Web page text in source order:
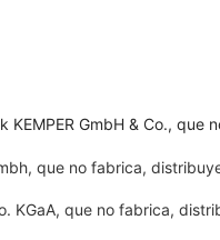
GmbH & Co.,
que no fabrica,
KGaA, que no fabrica,